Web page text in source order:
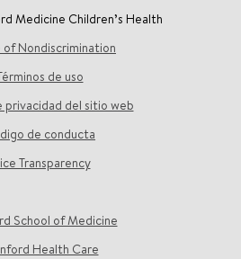
Medicine Children’s Health
Nondiscrimination
de uso
privacidad del sitio web
de conducta
Transparency
School of Medicine
Health Care